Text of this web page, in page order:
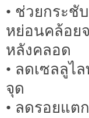
• ช่วยกระชั
หย่อนคล้อย
หลังคลอด
• ลดเซลลูไ
จุด
• ลดรอยแต